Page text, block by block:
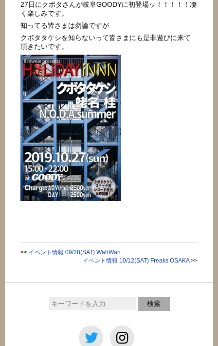
27日にクボタさんが岐阜GOODYに初登場ッ！！！！！凄
く楽しみです。
知ってる皆さまは勿論ですが
クボタタケシを知らないって皆さまにも是非遊びに来て
頂きたいです。
<< イベント情報 09/28(SAT) WahWah
イベント情報 10/12(SAT) Freaks OSAKA>>